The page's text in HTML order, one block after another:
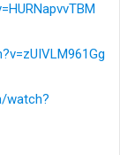
watch?